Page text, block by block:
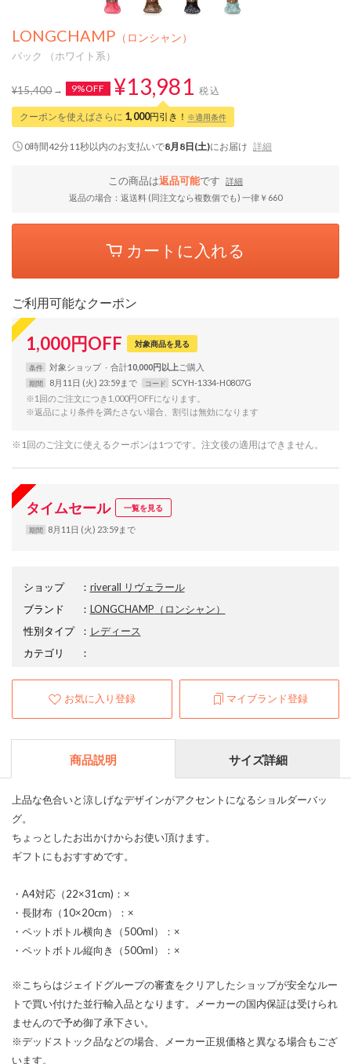
LONGCHAMP （ロンシャン）
バック （ホワイト系）
¥15,400 9%OFF ¥13,981 税込
クーポンを使えばさらに 1,000円引き！ ※適用条件
0時間42分10秒以内のお支払いで8月8日(土)にお届け 詳細
この商品は返品可能です
詳細
返品の場合：返送料 (同注文なら複数個でも) 一律￥660
カートに入れる
ご利用可能なクーポン
1,000円OFF 対象商品を見る
条件 対象ショップ 合計10,000円以上
期間 8月11日 (火) 23:59まで コード
SCYH-1334-H0807G
※1回のご注文につき1,000円OFFになります。
※返品により条件を満たさない場合、割引は無効になります
※1回のご注文に使えるクーポンは1つです。注文後の適用はできません。
タイムセール 一覧を見る
期間 8月11日 (火) 23:59まで
ショップ ： riverall リヴェラール
ブランド
： LONGCHAMP （ロンシャン）
性別タイプ
： レディース
カテゴリ
：
お気に入り登録 マイブランド登録
商品説明 サイズ詳細
上品な色合いと涼しげなデザインがアクセントになるショルダーバッ
グ。
ちょっとしたお出かけからお使い頂けます。
ギフトにもおすすめです。
・A4対応（22×31cm)：×
・長財布（10×20cm）：×
・ペットボトル横向き（500ml）：×
・ペットボトル縦向き（500ml）：×
※こちらはジェイドグループの審査をクリアしたショップが安全なルー
トで買い付けた並行輸入品となります。メーカーの国内保証は受けられ
ませんので予め御了承下さい。
※デッドストック品などの場合、メーカー正規価格と異なる場合もござ
います。